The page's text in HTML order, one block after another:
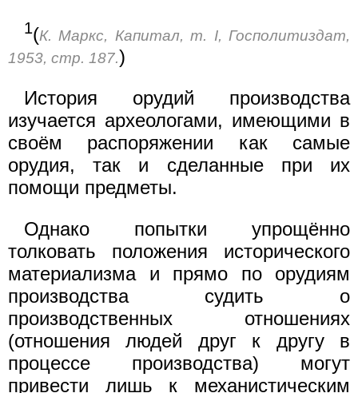
1(К. Маркс, Капитал, т. I, Госполитиздат,
1953, стр. 187.)
История орудий производства
изучается археологами, имеющими в
своём распоряжении как самые
орудия, так и сделанные при их
помощи предметы.
Однако попытки упрощённо
толковать положения исторического
материализма и прямо по орудиям
производства судить о
производственных отношениях
(отношения людей друг к другу в
процессе производства) могут
привести лишь к механистическим